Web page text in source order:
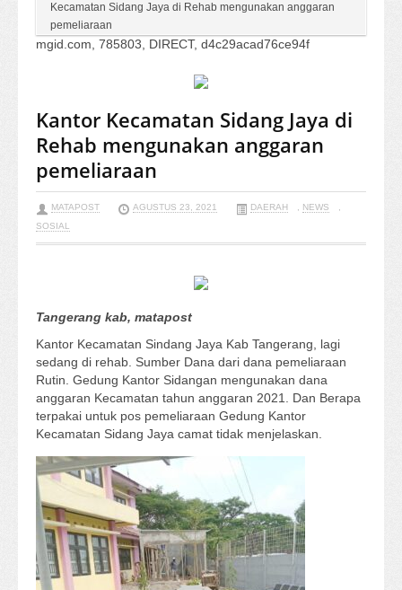
Kecamatan Sidang Jaya di Rehab mengunakan anggaran
pemeliaraan
mgid.com, 785803, DIRECT, d4c29acad76ce94f
Kantor Kecamatan Sidang Jaya di
Rehab mengunakan anggaran
pemeliaraan
MATAPOST AGUSTUS 23, 2021 DAERAH , NEWS
,
SOSIAL
Tangerang kab, matapost
Kantor Kecamatan Sindang Jaya Kab Tangerang, lagi
sedang di rehab. Sumber Dana dari dana pemeliaraan
Rutin. Gedung Kantor Sidangan mengunakan dana
anggaran Kecamatan tahun anggaran 2021. Dan Berapa
terpakai untuk pos pemeliaraan Gedung Kantor
Kecamatan Sidang Jaya camat tidak menjelaskan.